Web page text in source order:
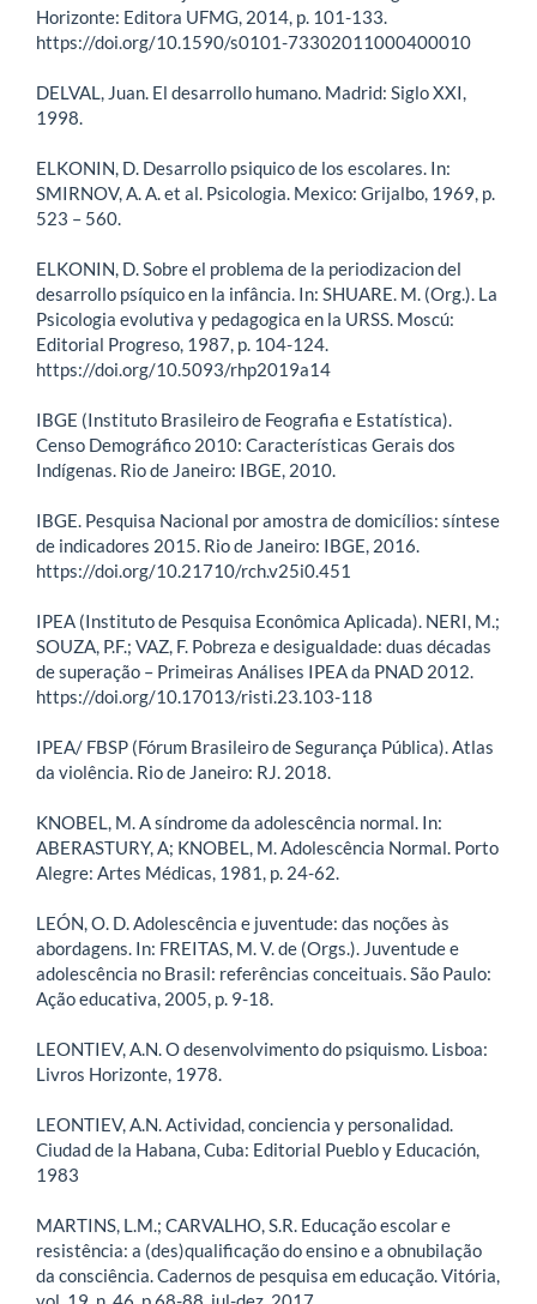
Horizonte: Editora UFMG, 2014, p. 101-133.
https://doi.org/10.1590/s0101-73302011000400010
DELVAL, Juan. El desarrollo humano. Madrid: Siglo XXI,
1998.
ELKONIN, D. Desarrollo psiquico de los escolares. In:
SMIRNOV, A. A. et al. Psicologia. Mexico: Grijalbo, 1969, p.
523 – 560.
ELKONIN, D. Sobre el problema de la periodizacion del
desarrollo psíquico en la infância. In: SHUARE. M. (Org.). La
Psicologia evolutiva y pedagogica en la URSS. Moscú:
Editorial Progreso, 1987, p. 104-124.
https://doi.org/10.5093/rhp2019a14
IBGE (Instituto Brasileiro de Feografia e Estatística).
Censo Demográfico 2010: Características Gerais dos
Indígenas. Rio de Janeiro: IBGE, 2010.
IBGE. Pesquisa Nacional por amostra de domicílios: síntese
de indicadores 2015. Rio de Janeiro: IBGE, 2016.
https://doi.org/10.21710/rch.v25i0.451
IPEA (Instituto de Pesquisa Econômica Aplicada). NERI, M.;
SOUZA, P.F.; VAZ, F. Pobreza e desigualdade: duas décadas
de superação – Primeiras Análises IPEA da PNAD 2012.
https://doi.org/10.17013/risti.23.103-118
IPEA/ FBSP (Fórum Brasileiro de Segurança Pública). Atlas
da violência. Rio de Janeiro: RJ. 2018.
KNOBEL, M. A síndrome da adolescência normal. In:
ABERASTURY, A; KNOBEL, M. Adolescência Normal. Porto
Alegre: Artes Médicas, 1981, p. 24-62.
LEÓN, O. D. Adolescência e juventude: das noções às
abordagens. In: FREITAS, M. V. de (Orgs.). Juventude e
adolescência no Brasil: referências conceituais. São Paulo:
Ação educativa, 2005, p. 9-18.
LEONTIEV, A.N. O desenvolvimento do psiquismo. Lisboa:
Livros Horizonte, 1978.
LEONTIEV, A.N. Actividad, conciencia y personalidad.
Ciudad de la Habana, Cuba: Editorial Pueblo y Educación,
1983
MARTINS, L.M.; CARVALHO, S.R. Educação escolar e
resistência: a (des)qualificação do ensino e a obnubilação
da consciência. Cadernos de pesquisa em educação. Vitória,